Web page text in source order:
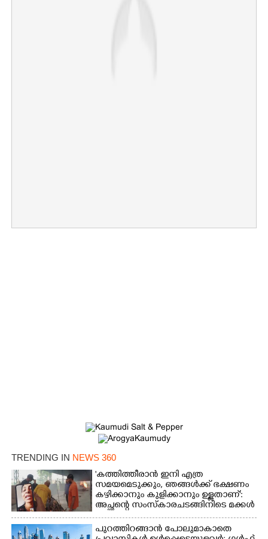
TRENDING IN NEWS 360
'കത്തിത്തീരാൻ ഇനി എത്ര
സമയമെടുക്കും, ഞങ്ങൾക്ക് ഭക്ഷണം
കഴിക്കാനും കുളിക്കാനും ഉള്ളതാണ്':
അച്ഛന്റെ സംസ്കാരചടങ്ങിനിടെ മക്കൾ
പുറത്തിറങ്ങാൻ പോലുമാകാതെ